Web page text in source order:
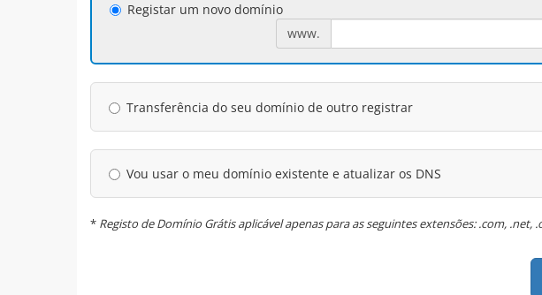
Registar um novo domínio
www.
Transferência do seu domínio de outro registrar
Vou usar o meu domínio existente e atualizar os DNS
* Registo de Domínio Grátis aplicável apenas para as seguintes extensões: .com, .net,